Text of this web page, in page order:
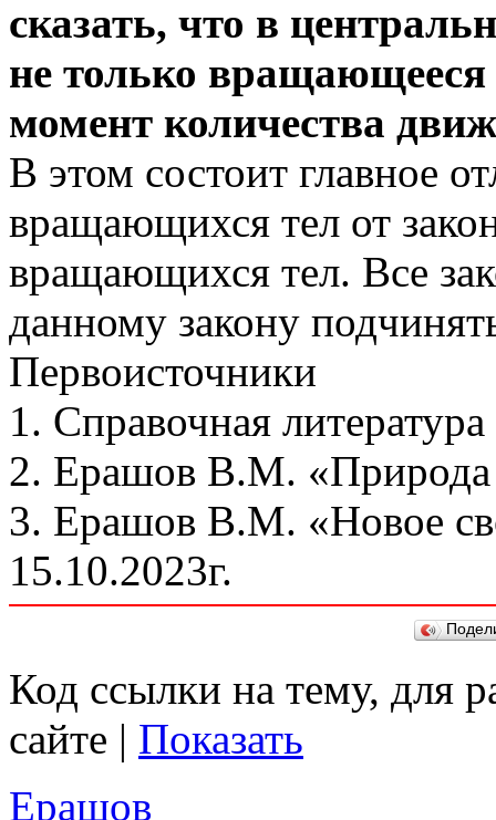
сказать, что в
не только вращающееся
момент количества
В этом состоит главное
вращающихся тел от
вращающихся тел. Все
данному закону
Первоисточники
1. Справочная
2. Ерашов В.М. «Природа
3. Ерашов В.М. «Новое
15.10.2023г.
Код ссылки на тему, для
сайте | Показать
Ерашов